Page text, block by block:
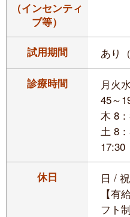
（インセンティ
ブ等）
試用期間 あり
診療時間
月火
45～
木 8
土 8
17:30
休日
日 /
【有
フト